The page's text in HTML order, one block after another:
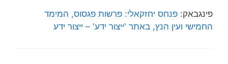
פינגבאק: פנחס יחזקאלי: פרשות פגסוס, המימד
החמישי ועין הנץ, באתר 'ייצור ידע' – ייצור ידע